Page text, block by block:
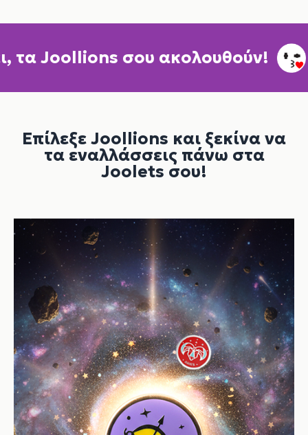
Joollions σου ακολουθούν! Η
Επίλεξε Joollions και ξεκίνα να
τα εναλλάσσεις πάνω στα
Joolets σου!